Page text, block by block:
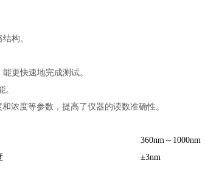
构。
更快速地完成测试。
浓度等参数，提高了仪器的读数准确性。
360nm～ 1000nm
±3nm